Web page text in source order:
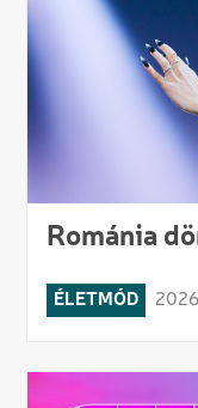
Románia
ÉLETMÓD